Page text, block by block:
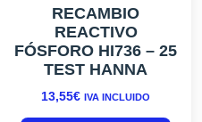
RECAMBIO
REACTIVO
FÓSFORO HI736 – 25
TEST HANNA
13,55€ IVA INCLUIDO